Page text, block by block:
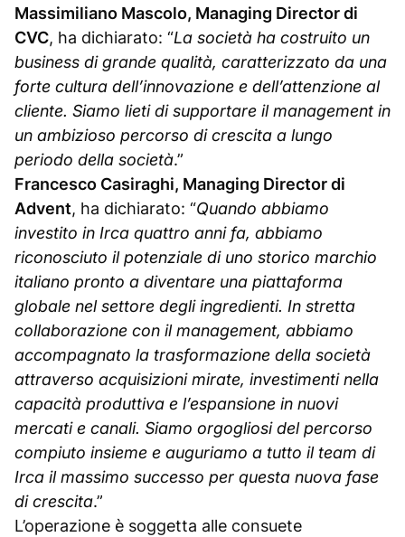
Massimiliano Mascolo, Managing Director di
CVC, ha dichiarato: “La società ha costruito un
business di grande qualità, caratterizzato da una
forte cultura dell’innovazione e dell’attenzione al
cliente. Siamo lieti di supportare il management in
un ambizioso percorso di crescita a lungo
periodo della società.”
Francesco Casiraghi, Managing Director di
Advent, ha dichiarato: “Quando abbiamo
investito in Irca quattro anni fa, abbiamo
riconosciuto il potenziale di uno storico marchio
italiano pronto a diventare una piattaforma
globale nel settore degli ingredienti. In stretta
collaborazione con il management, abbiamo
accompagnato la trasformazione della società
attraverso acquisizioni mirate, investimenti nella
capacità produttiva e l’espansione in nuovi
mercati e canali. Siamo orgogliosi del percorso
compiuto insieme e auguriamo a tutto il team di
Irca il massimo successo per questa nuova fase
di crescita.”
L’operazione è soggetta alle consuete